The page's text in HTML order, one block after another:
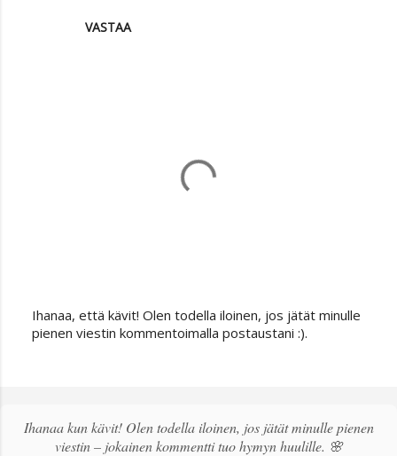
VASTAA
L
ä
k
Ihanaa, että kävit! Olen todella iloinen, jos jätät minulle
pienen viestin kommentoimalla postaustani :).
Ihanaa kun kävit! Olen todella iloinen, jos jätät minulle pienen
viestin – jokainen kommentti tuo hymyn huulille. 🌸